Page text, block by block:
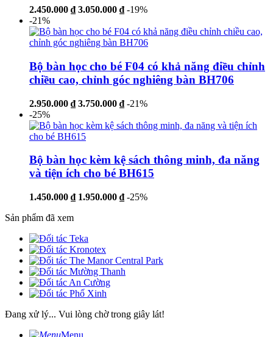
2.450.000 ₫ 3.050.000 ₫ -19%
-21%
Bộ bàn học cho bé F04 có khả năng điều chỉnh
chiều cao, chỉnh góc nghiêng bàn BH706
2.950.000 ₫ 3.750.000 ₫ -21%
-25%
Bộ bàn học kèm kệ sách thông minh, đa năng
và tiện ích cho bé BH615
1.450.000 ₫ 1.950.000 ₫ -25%
Sản phẩm đã xem
Đang xử lý... Vui lòng chờ trong giây lát!
Menu